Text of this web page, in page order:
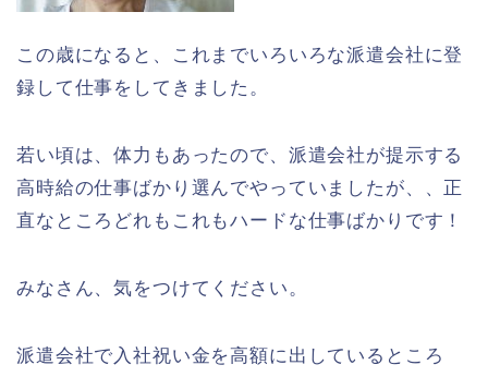
この歳になると、これまでいろいろな派遣会社に登
録して仕事をしてきました。
若い頃は、体力もあったので、派遣会社が提示する
高時給の仕事ばかり選んでやっていましたが、、正
直なところどれもこれもハードな仕事ばかりです！
みなさん、気をつけてください。
派遣会社で入社祝い金を高額に出しているところ